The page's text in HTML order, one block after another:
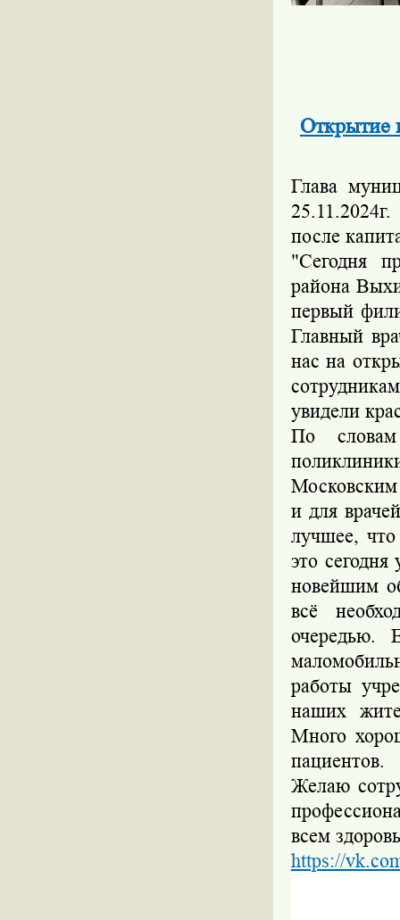
Открытие
Глава
после
"Сегодня
района
первый
Главный
нас на
увидели
По
и для
лучшее,
это
новейшим
всё
очередью.
работы
наших
Много
пациентов.
Желаю
всем
https://